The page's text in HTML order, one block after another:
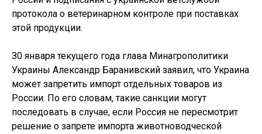
протокола о ветеринарном контроле при поставках
этой продукции.
З0 января текущего года глава Минагрополитики
Украины Александр Баранивский заявил, что Украина
может запретить импорт отдельных товаров из
России. По его словам, такие санкции могут
последовать в случае, если Россия не пересмотрит
решение о запрете импорта животноводческой